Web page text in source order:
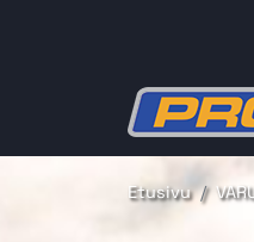
Etusivu